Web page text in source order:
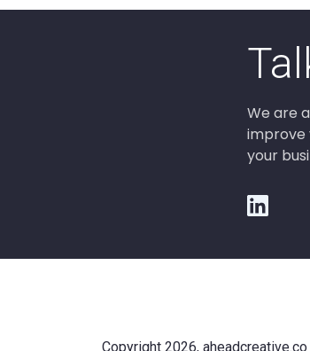
We are
improve
your
Copyright 2026, aheadcreative.co